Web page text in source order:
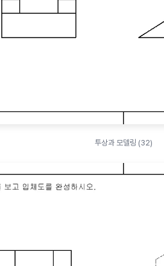
투상과 모델링 (32)